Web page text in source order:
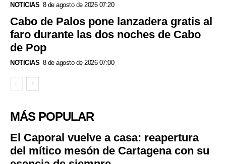
NOTICIAS 8 de agosto de 2026 07:20
Cabo de Palos pone lanzadera gratis al
faro durante las dos noches de Cabo
de Pop
NOTICIAS 8 de agosto de 2026 07:00
MÁS POPULAR
El Caporal vuelve a casa: reapertura
del mítico mesón de Cartagena con su